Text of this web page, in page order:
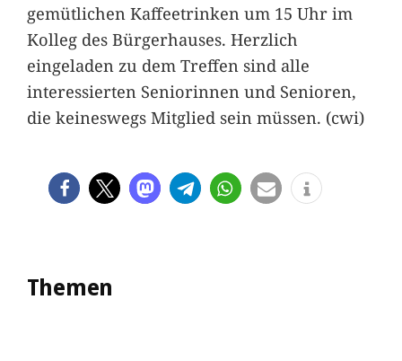
gemütlichen Kaffeetrinken um 15 Uhr im
Kolleg des Bürgerhauses. Herzlich
eingeladen zu dem Treffen sind alle
interessierten Seniorinnen und Senioren,
die keineswegs Mitglied sein müssen. (cwi)
Themen